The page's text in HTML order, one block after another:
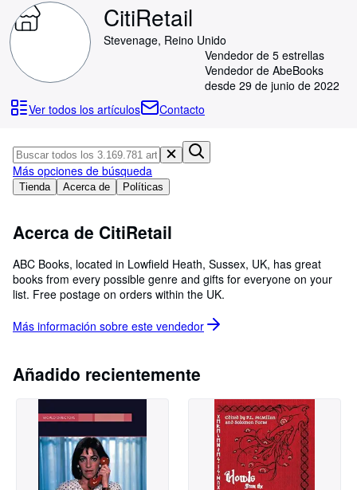
Consultar mis pedidos
Búsqueda avanzada
Colecciones
Arte y coleccionismo
Vendedores
Ayuda
CERRAR
CitiRetail
Stevenage, Reino Unido
Vendedor de 5 estrellas
Vendedor de AbeBooks
desde 29 de junio de 2022
Ver todos los artículos
Contacto
Tienda Acerca de Políticas
Más opciones de búsqueda
Acerca de CitiRetail
ABC Books, located in Lowfield Heath, Sussex, UK, has great
books from every possible genre and gifts for everyone on your
list. Free postage on orders within the UK.
Más información sobre este vendedor
Añadido recientemente